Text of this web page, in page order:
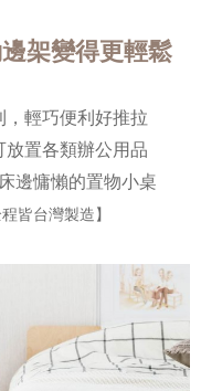
架變得更輕鬆
，輕巧便利好推拉
置各類辦公用品
邊慵懶的置物小桌
皆台灣製造】